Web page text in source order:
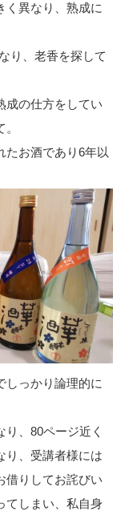
く異なり、熟成に
り、老香を探して
成の仕方をしてい
たお酒であり6年以
しっかり論理的に
、80ページ近く
り、受講者様には
借りしてお詫びい
てしまい、私自身